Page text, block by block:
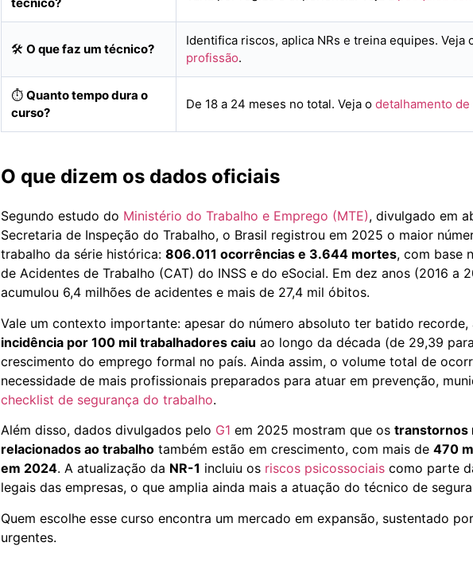
🛠️O que faz um técnico?
Identifica riscos, aplica NRs e treina equipes. Veja
profissão.
⏱️Quanto tempo dura o
curso?
De 18 a 24 meses no total. Veja odetalhamento
O que dizem os dados oficiais
Segundo estudo do Ministério do Trabalho e Emprego (MTE), divulgado em
Secretaria de Inspeção do Trabalho, o Brasil registrou em 2025 o maior
trabalho da série histórica:806.011 ocorrências e 3.644 mortes, com base
de Acidentes de Trabalho (CAT) do INSS e do eSocial. Em dez anos (2016 a
acumulou 6,4 milhões de acidentes e mais de 27,4 mil óbitos.
Vale um contexto importante: apesar do número absoluto ter batido
incidência por 100 mil trabalhadores caiu ao longo da década (de 29,39
crescimento do emprego formal no país. Ainda assim, o volume total de
necessidade de mais profissionais preparados para atuar em prevenção,
checklist de segurança do trabalho.
Além disso, dados divulgados pelo G1 em 2025 mostram que ostranstornos
relacionados ao trabalho também estão em crescimento, com mais de470
em 2024. A atualização da NR-1 incluiu os riscos psicossociais como parte
legais das empresas, o que amplia ainda mais a atuação do técnico de
Quem escolhe esse curso encontra um mercado em expansão, sustentado
urgentes.